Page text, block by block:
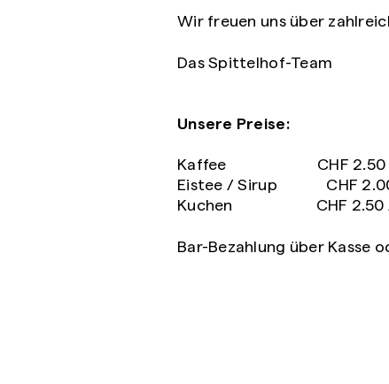
Wir freuen uns über
Das Spittelhof-Team
Unsere Preise:
Kaffee CHF 2.50 /
Eistee / Sirup CHF
Kuchen CHF 2.50 /
Bar-Bezahlung über Kasse